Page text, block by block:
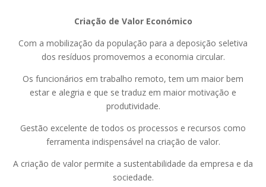
Criação de Valor Económico
Com a mobilização da população para a deposição seletiva
dos resíduos promovemos a economia circular.
Os funcionários em trabalho remoto, tem um maior bem
estar e alegria e que se traduz em maior motivação e
produtividade.
Gestão excelente de todos os processos e recursos como
ferramenta indispensável na criação de valor.
A criação de valor permite a sustentabilidade da empresa e da
sociedade.